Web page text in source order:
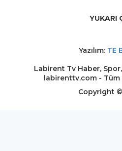
YUKARI
Yazılım: TE
Labirent Tv Haber,
labirenttv.com - Tüm
Copyright